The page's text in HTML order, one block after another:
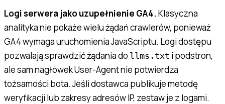
Logi serwera jako uzupełnienie GA4.Klasyczna
analityka nie pokaże wielu żądań crawlerów, ponieważ
GA4 wymaga uruchomienia JavaScriptu. Logi dostępu
pozwalają sprawdzić żądania do llms.txt i podstron,
ale sam nagłówek User-Agent nie potwierdza
tożsamości bota. Jeśli dostawca publikuje metodę
weryfikacji lub zakresy adresów IP, zestaw je z logami.